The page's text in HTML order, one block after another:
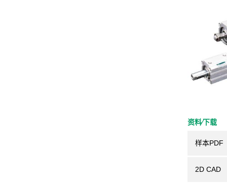
资料⁄下载
样本PDF
2D CAD